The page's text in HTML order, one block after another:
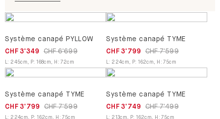
Système canapé PYLLOW
CHF 6'699
CHF 3'349
: 245cm P:168cm H :72cm
Système canapé TYME
CHF 7'599
CHF 3'799
: 224cm P:162cm H :75cm
Système canapé TYME
CHF 7'599
CHF 3'799
: 224cm P:162cm H :75cm
Système canapé TYME
CHF 7'499
CHF 3'749
: 213cm P:162cm H :75cm